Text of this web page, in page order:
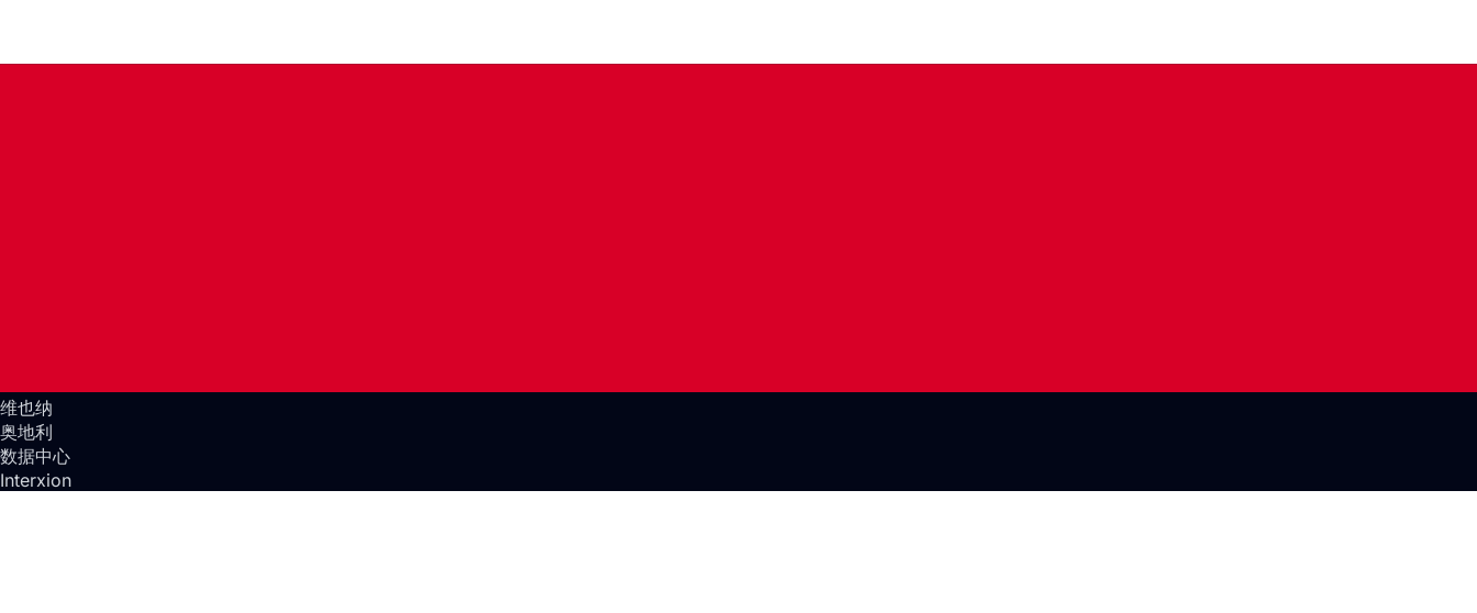
维也纳
奥地利
数据中心
Interxion